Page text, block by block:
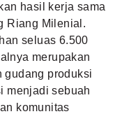
hasil kerja sama
Riang Milenial.
seluas 6.500
merupakan
gudang produksi
menjadi sebuah
komunitas